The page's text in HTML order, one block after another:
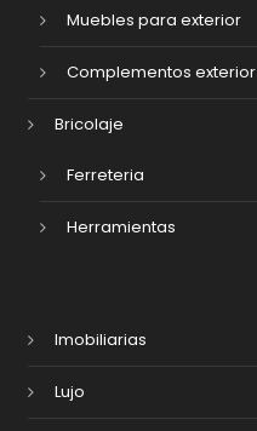
Muebles para exterior
Complementos exterior
Bricolaje
Ferreteria
Herramientas
Imobiliarias
Lujo